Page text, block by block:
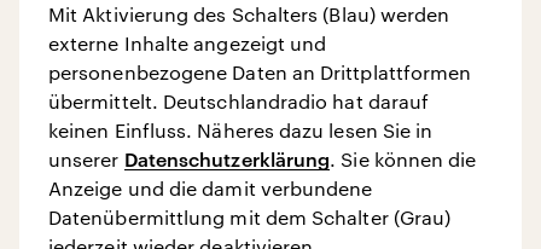
Mit Aktivierung des Schalters (Blau) werden
externe Inhalte angezeigt und
personenbezogene Daten an Drittplattformen
übermittelt. Deutschlandradio hat darauf
keinen Einfluss. Näheres dazu lesen Sie in
unserer Datenschutzerklärung. Sie können die
Anzeige und die damit verbundene
Datenübermittlung mit dem Schalter (Grau)